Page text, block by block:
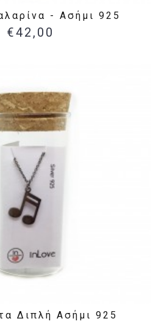
- Ασήμι 925
€42,00
Διπλή Ασήμι 925